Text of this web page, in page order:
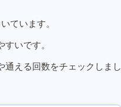
ています。
いです。
える回数をチェックしまし